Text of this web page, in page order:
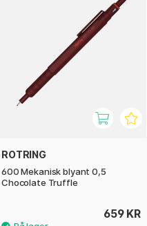
ROTRING
600 Mekanisk blyant 0,5
Chocolate Truffle
659 KR